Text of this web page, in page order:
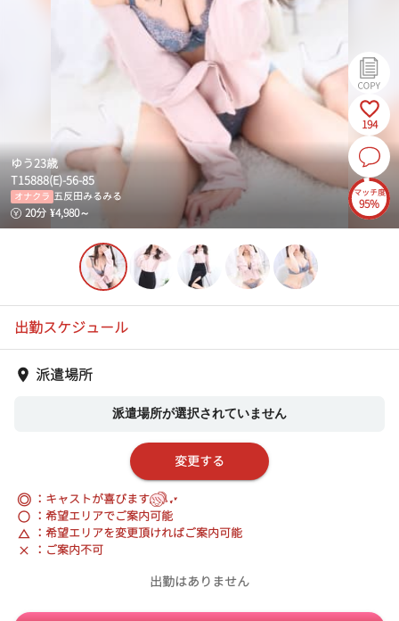
194
マッチ度
95%
ゆう23歳
T15888(E)-56-85
オナクラ 五反田みるみる
20分 ¥4,980～
出勤スケジュール
派遣場所
派遣場所が選択されていません
変更する
◎ ：キャストが喜びます
：希望エリアでご案内可能
：希望エリアを変更頂ければご案内可能
：ご案内不可
出勤はありません